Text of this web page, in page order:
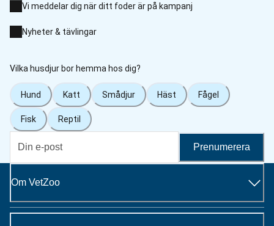
Vi meddelar dig när ditt foder är på kampanj
Nyheter & tävlingar
Vilka husdjur bor hemma hos dig?
Hund Katt Smådjur Häst Fågel
Fisk Reptil
Prenumerera
Om VetZoo